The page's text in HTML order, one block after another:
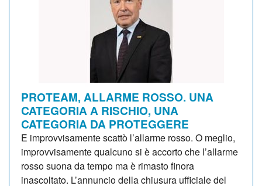
PROTEAM, ALLARME ROSSO. UNA
CATEGORIA A RISCHIO, UNA
CATEGORIA DA PROTEGGERE
E improvvisamente scattò l’allarme rosso. O meglio,
improvvisamente qualcuno si è accorto che l’allarme
rosso suona da tempo ma è rimasto finora
inascoltato. L’annuncio della chiusura ufficiale del